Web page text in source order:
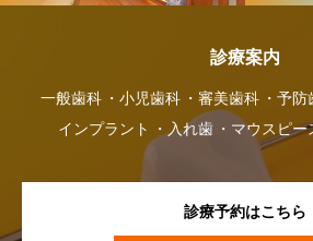
診療案内
一般歯科 小児歯科 審美歯科 予防
インプラント
入れ歯 マウスピー
診療予約はこちら